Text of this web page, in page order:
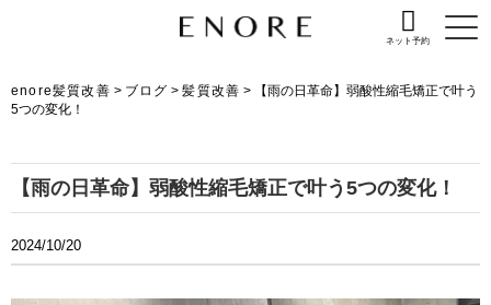
ネット予約
enore髪質改善 > ブログ >髪質改善 >
【雨の日革命】弱酸性縮毛矯正で叶う
5つの変化！
【雨の日革命】弱酸性縮毛矯正で叶う5つの変化！
2024/10/20